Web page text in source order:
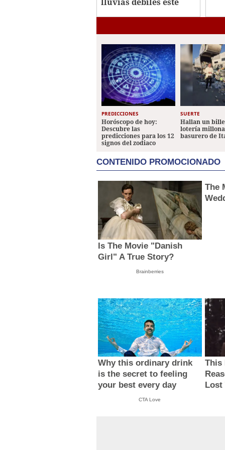
PREDICCIONES
Horóscopo de hoy:
Descubre las
predicciones para los 12
signos del zodiaco
SUERTE
Hallan un
lotería
basurero de
CONTENIDO PROMOCIONADO
Is The Movie "Danish
Girl" A True Story?
Brainberries
The
Why this ordinary drink
is the secret to feeling
your best every day
CTA Love
This
Lost